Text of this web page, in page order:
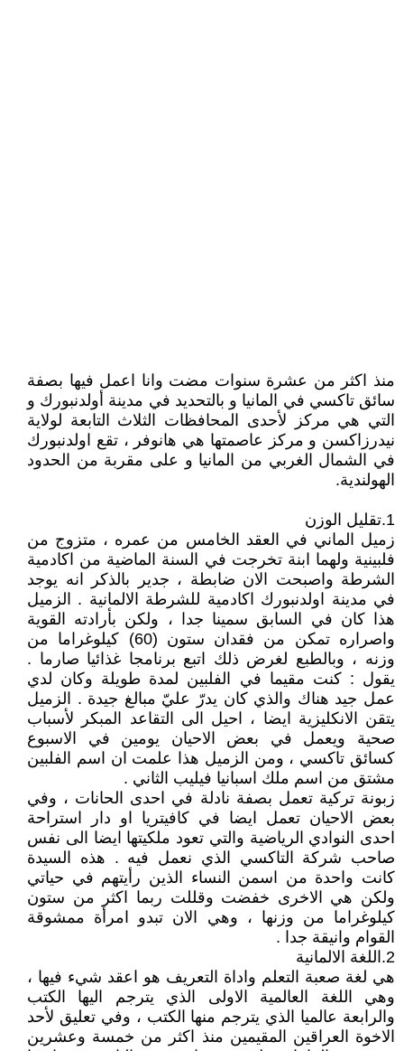
منذ اكثر من عشرة سنوات مضت وانا اعمل فيها بصفة
سائق تاكسي في المانيا و بالتحديد في مدينة أولدنبورك و
التي هي مركز لأحدى المحافظات الثلاث التابعة لولاية
نيدرزاكسن و مركز عاصمتها هي هانوفر ، تقع اولدنبورك
في الشمال الغربي من المانيا و على مقربة من الحدود
الهولندية.
1.تقليل الوزن
زميل الماني في العقد الخامس من عمره ، متزوج من
فلبينية ولهما ابنة تخرجت في السنة الماضية من اكادمية
الشرطة واصبحت الان ضابطة ، جدير بالذكر انه يوجد
في مدينة اولدنبورك اكادمية للشرطة الالمانية . الزميل
هذا كان في السابق سمينا جدا ، ولكن بأرادته القوية
واصراره تمكن من فقدان ستون (60) كيلوغراما من
وزنه ، وبالطبع لغرض ذلك اتبع برنامجا غذائيا صارما .
يقول : كنت مقيما في الفلبين لمدة طويلة وكان لدي
عمل جيد هناك والذي كان يدرّ عليّ مبالغ جيدة . الزميل
يتقن الانكليزية ايضا ، احيل الى التقاعد المبكر لأسباب
صحية ويعمل في بعض الاحيان يومين في الاسبوع
كسائق تاكسي ، ومن الزميل هذا علمت ان اسم الفلبين
مشتق من اسم ملك اسبانيا فيليب الثاني .
زبونة تركية تعمل بصفة نادلة في احدى الحانات ، وفي
بعض الاحيان تعمل ايضا في كافيتريا او دار استراحة
احدى النوادي الرياضية والتي تعود ملكيتها ايضا الى نفس
صاحب شركة التاكسي الذي نعمل فيه . هذه السيدة
كانت واحدة من اسمن النساء الذين رأيتهم في حياتي
ولكن هي الاخرى خفضت وقللت ربما اكثر من ستون
كيلوغراما من وزنها ، وهي الان تبدو امرأة ممشوقة
القوام وانيقة جدا .
2.اللغة الالمانية
هي لغة صعبة التعلم واداة التعريف هو اعقد شيء فيها ،
وهي اللغة العالمية الاولى الذي يترجم اليها الكتب
والرابعة عالميا الذي يترجم منها الكتب ، وفي تعليق لأحد
الاخوة العراقين المقيمين منذ اكثر من خمسة وعشرين